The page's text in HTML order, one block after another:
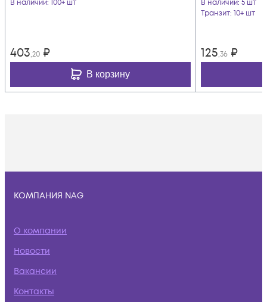
В наличии: 100+ шт
403,20 ₽
В корзину
В наличии: 5 шт
Транзит: 10+ шт
125,36 ₽
КОМПАНИЯ NAG
О компании
Новости
Вакансии
Контакты